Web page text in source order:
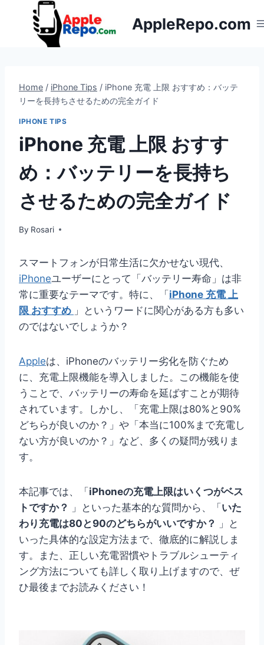
AppleRepo.com
Home / iPhone Tips / iPhone 充電 上限 おすすめ：バッテ
リーを長持ちさせるための完全ガイド
IPHONE TIPS
iPhone 充電 上限 おすす
め：バッテリーを長持ち
させるための完全ガイド
By Rosari
スマートフォンが日常生活に欠かせない現代、
iPhoneユーザーにとって「バッテリー寿命」は非
常に重要なテーマです。特に、「iPhone 充電 上
限 おすすめ 」というワードに関心がある方も多い
のではないでしょうか？
Appleは、iPhoneのバッテリー劣化を防ぐため
に、充電上限機能を導入しました。この機能を使
うことで、バッテリーの寿命を延ばすことが期待
されています。しかし、「充電上限は80%と90%
どちらが良いのか？」や「本当に100%まで充電し
ない方が良いのか？」など、多くの疑問が残りま
す。
本記事では、「iPhoneの充電上限はいくつがベス
トですか？
」といった基本的な質問から、「いた
わり充電は80と90のどちらがいいですか？
」と
いった具体的な設定方法まで、徹底的に解説しま
す。また、正しい充電習慣やトラブルシューティ
ング方法についても詳しく取り上げますので、ぜ
ひ最後までお読みください！